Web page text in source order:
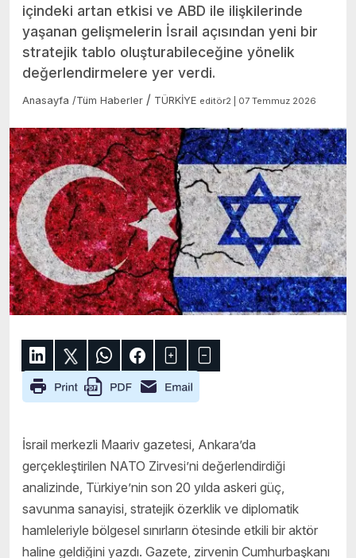
içindeki artan etkisi ve ABD ile ilişkilerinde
yaşanan gelişmelerin İsrail açısından yeni bir
stratejik tablo oluşturabileceğine yönelik
değerlendirmelere yer verdi.
Anasayfa /Tüm Haberler / TÜRKİYE editör2 | 07 Temmuz 2026
İsrail merkezli Maariv gazetesi, Ankara’da
gerçekleştirilen NATO Zirvesi’ni değerlendirdiği
analizinde, Türkiye’nin son 20 yılda askeri güç,
savunma sanayisi, stratejik özerklik ve diplomatik
hamleleriyle bölgesel sınırların ötesinde etkili bir aktör
haline geldiğini yazdı. Gazete, zirvenin Cumhurbaşkanı